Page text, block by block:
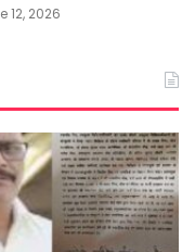
12, 2026